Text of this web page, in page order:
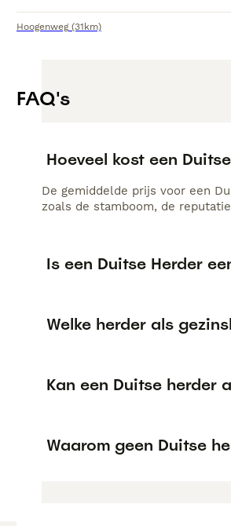
Hoogenweg (31km)
FAQ's
Hoeveel kost een
De gemiddelde prijs voor een
zoals de stamboom, de
Is een Duitse Herder
Welke herder als
Kan een Duitse herder
Waarom geen Duitse